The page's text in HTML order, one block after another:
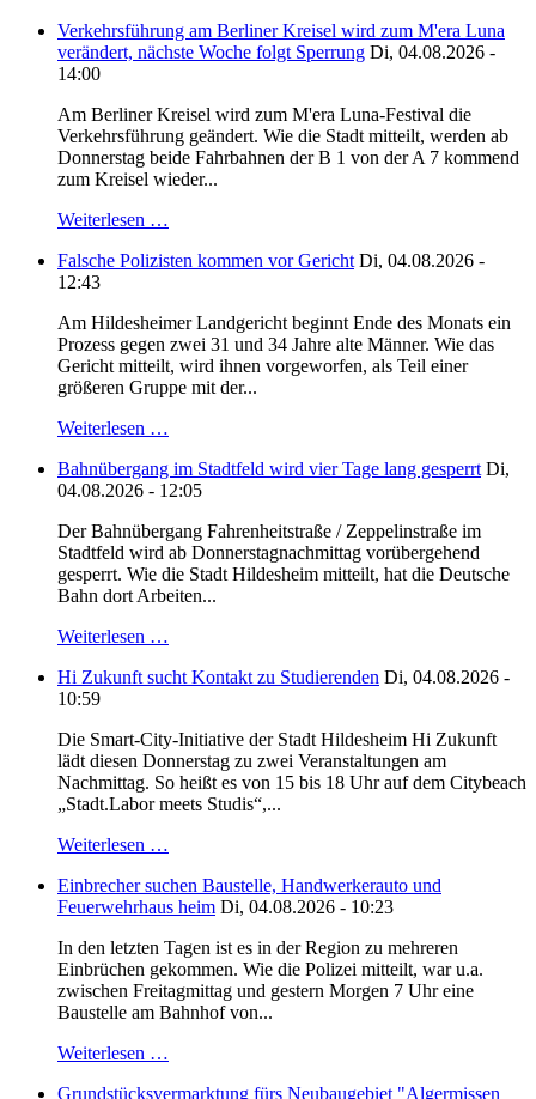
Verkehrsführung am Berliner Kreisel wird zum M'era Luna
verändert, nächste Woche folgt Sperrung Di, 04.08.2026 -
14:00
Am Berliner Kreisel wird zum M'era Luna-Festival die
Verkehrsführung geändert. Wie die Stadt mitteilt, werden ab
Donnerstag beide Fahrbahnen der B 1 von der A 7 kommend
zum Kreisel wieder...
Weiterlesen …
Falsche Polizisten kommen vor Gericht Di, 04.08.2026 -
12:43
Am Hildesheimer Landgericht beginnt Ende des Monats ein
Prozess gegen zwei 31 und 34 Jahre alte Männer. Wie das
Gericht mitteilt, wird ihnen vorgeworfen, als Teil einer
größeren Gruppe mit der...
Weiterlesen …
Bahnübergang im Stadtfeld wird vier Tage lang gesperrt Di,
04.08.2026 - 12:05
Der Bahnübergang Fahrenheitstraße / Zeppelinstraße im
Stadtfeld wird ab Donnerstagnachmittag vorübergehend
gesperrt. Wie die Stadt Hildesheim mitteilt, hat die Deutsche
Bahn dort Arbeiten...
Weiterlesen …
Hi Zukunft sucht Kontakt zu Studierenden Di, 04.08.2026 -
10:59
Die Smart-City-Initiative der Stadt Hildesheim Hi Zukunft
lädt diesen Donnerstag zu zwei Veranstaltungen am
Nachmittag. So heißt es von 15 bis 18 Uhr auf dem Citybeach
„Stadt.Labor meets Studis“,...
Weiterlesen …
Einbrecher suchen Baustelle, Handwerkerauto und
Feuerwehrhaus heim Di, 04.08.2026 - 10:23
In den letzten Tagen ist es in der Region zu mehreren
Einbrüchen gekommen. Wie die Polizei mitteilt, war u.a.
zwischen Freitagmittag und gestern Morgen 7 Uhr eine
Baustelle am Bahnhof von...
Weiterlesen …
Grundstücksvermarktung fürs Neubaugebiet "Algermissen